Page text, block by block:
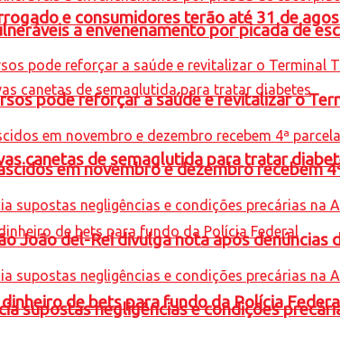
e consumidores terão até 31 de
canetas de semaglutida para tratar
de bets para fundo da Polícia
a envenenamento por picada de
pode reforçar a saúde e revitalizar o
em novembro e dezembro recebem
João del-Rei divulga nota após denúncias
supostas negligências e condições